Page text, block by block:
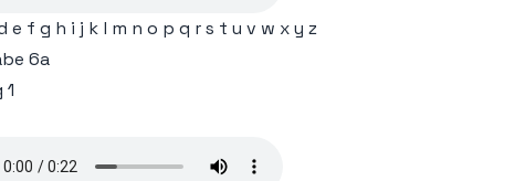
A1-1.59-(www.linie1.ir)
Linie1-A1-1.61-(www.linie1.ir)
e f g h i j k l m n o p q r s t u v w x y z
6a
1